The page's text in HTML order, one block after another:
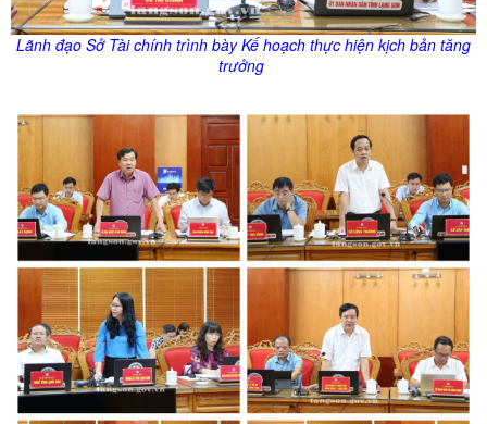
Lãnh đạo Sở Tài chính trình bày Kế hoạch thực hiện kịch bản tăng
trưởng